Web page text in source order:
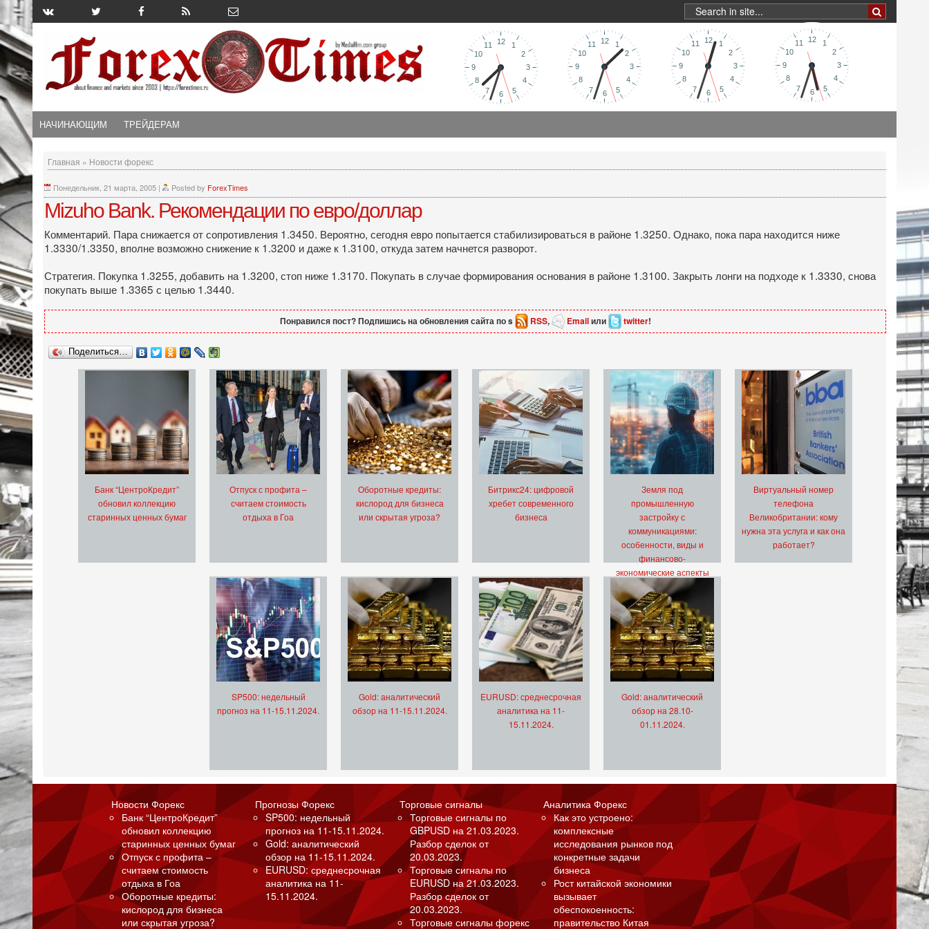
НАЧИНАЮЩИМ ТРЕЙДЕРАМ
Главная » Новости форекс
Понедельник, 21 марта, 2005 | Posted by ForexTimes
Mizuho Bank. Рекомендации по евро/доллар
Комментарий. Пара снижается от сопротивления 1.3450. Вероятно, сегодня евро попытается стабилизироваться в районе 1.3250. Однако, пока пара находится ниже
1.3330/1.3350, вполне возможно снижение к 1.3200 и даже к 1.3100, откуда затем начнется разворот.
Стратегия. Покупка 1.3255, добавить на 1.3200, стоп ниже 1.3170. Покупать в случае формирования основания в районе 1.3100. Закрыть лонги на подходе к 1.3330, снова
покупать выше 1.3365 с целью 1.3440.
Понравился пост? Подпишись на обновления сайта по s RSS, Emailили twitter!
Поделиться…
Банк “ЦентроКредит”
обновил коллекцию
старинных ценных бумаг
Отпуск с профита –
считаем стоимость
отдыха в Гоа
Оборотные кредиты:
кислород для бизнеса
или скрытая угроза?
Битрикс24: цифровой
хребет современного
бизнеса
Земля под
промышленную
застройку с
коммуникациями:
особенности, виды и
финансово-
экономические аспекты
Виртуальный номер
телефона
Великобритании: кому
нужна эта услуга и как она
работает?
SP500: недельный
прогноз на 11-15.11.2024.
Gold: аналитический
обзор на 11-15.11.2024.
EURUSD: среднесрочная
аналитика на 11-
15.11.2024.
Gold: аналитический
обзор на 28.10-
01.11.2024.
Новости Форекс
Банк “ЦентроКредит”
обновил коллекцию
старинных ценных бумаг
Отпуск с профита –
считаем стоимость
отдыха в Гоа
Оборотные кредиты:
кислород для бизнеса
или скрытая угроза?
Прогнозы Форекс
SP500: недельный
прогноз на 11-15.11.2024.
Gold: аналитический
обзор на 11-15.11.2024.
EURUSD: среднесрочная
аналитика на 11-
15.11.2024.
Торговые сигналы
Торговые сигналы по
GBPUSD на 21.03.2023.
Разбор сделок от
20.03.2023.
Торговые сигналы по
EURUSD на 21.03.2023.
Разбор сделок от
20.03.2023.
Торговые сигналы форекс
Аналитика Форекс
Как это устроено:
комплексные
исследования рынков под
конкретные задачи
бизнеса
Рост китайской экономики
вызывает
обеспокоенность:
правительство Китая